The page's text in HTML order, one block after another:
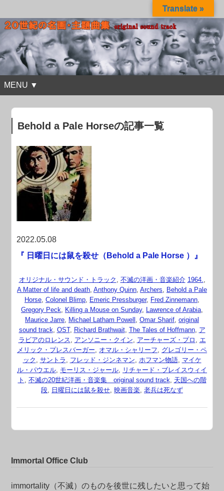
MENU ▼
Behold a Pale Horseの記事一覧
2022.05.08
『 日曜日には鼠を殺せ（Behold a Pale Horse ）』
オリジナル・サウンド・トラック , 不滅の洋画・音楽紹介 1964.,
A Matter of life and death, Anthony Quinn, Archers, Behold a Pale
Horse, Colonel Blimp, Emeric Pressburger, Fred Zinnemann,
Gregory Peck, Killing a Mouse on Sunday, Lawrence of Arabia,
Maurice Jarre, Michael Latham Powell , Omar Sharif, original
sound track, OST, Richard Brathwait, The Tales of Hoffmann, ア
ラビアのロレンス, アンソニー・クイン, アーチャーズ・プロ , エ
メリック・プレスバーガー, オマル・シャリーフ, グレゴリー・ペ
ック , サントラ , フレッド・ジンネマン, ホフマン物語, マイケ
ル・パウエル, モーリス・ジャール, リチャード・ブレイスウィイ
ト , 不滅の20世紀洋画・音楽集 original sound track, 天国への階
段, 日曜日には鼠を殺せ, 映画音楽, 老兵は死なず
Immortal Office Club
immortality（不滅）のものを後世に残したいと思って始
Translate »